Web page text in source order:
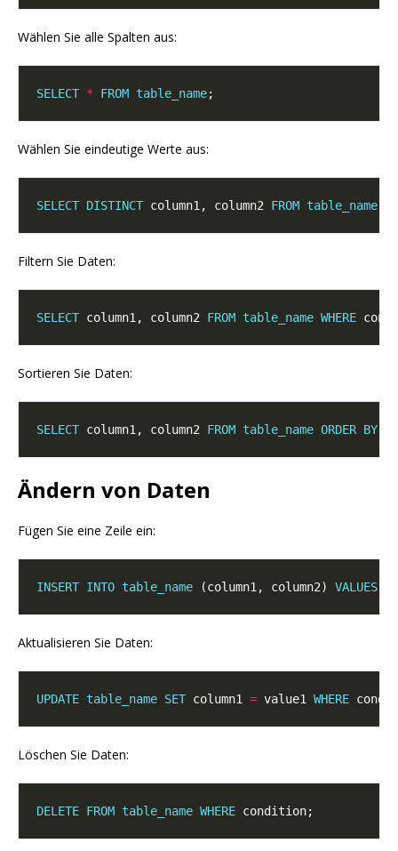
Wählen Sie alle Spalten aus:
SELECT * FROM table_name
Wählen Sie eindeutige Werte aus:
SELECT DISTINCT column1, column2 FROM table_name
Filtern Sie Daten:
SELECT column1, column2 FROM table_name WHERE
Sortieren Sie Daten:
SELECT column1, column2 FROM table_name ORDER BY
Ändern von Daten
Fügen Sie eine Zeile ein:
INSERT INTO table_name (column1, column2) VALUES
Aktualisieren Sie Daten:
UPDATE table_name SET column1 = value1 WHERE
Löschen Sie Daten:
DELETE FROM table_name WHERE